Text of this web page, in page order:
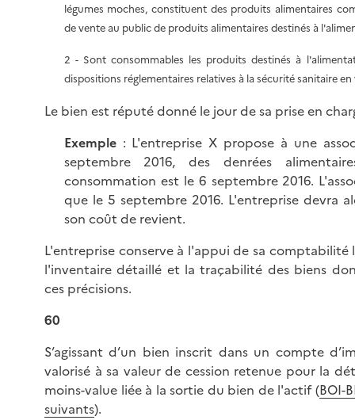
légumes moches, constituent des produits alimentaires
de vente au public de produits alimentaires destinés à
2 - Sont consommables les produits destinés à
dispositions réglementaires relatives à la sécurité sanitaire
Le bien est réputé donné le jour de sa prise en
Exemple : L'entreprise X propose à une
septembre 2016, des denrées
consommation est le 6 septembre 2016.
que le 5 septembre 2016. L'entreprise devra
son coût de revient.
L'entreprise conserve à l'appui de sa
l'inventaire détaillé et la traçabilité des biens
ces précisions.
60
S’agissant d’un bien inscrit dans un compte
valorisé à sa valeur de cession retenue pour la
moins-value liée à la sortie du bien de l'actif (BOI-
suivants).